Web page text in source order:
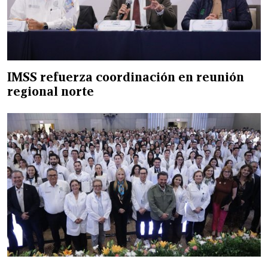
IMSS refuerza coordinación en reunión
regional norte